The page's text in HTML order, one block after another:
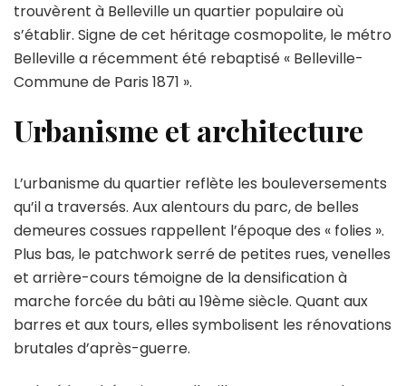
trouvèrent à Belleville un quartier populaire où
s’établir. Signe de cet héritage cosmopolite, le métro
Belleville a récemment été rebaptisé « Belleville-
Commune de Paris 1871 ».
Urbanisme et architecture
L’urbanisme du quartier reflète les bouleversements
qu’il a traversés. Aux alentours du parc, de belles
demeures cossues rappellent l’époque des « folies ».
Plus bas, le patchwork serré de petites rues, venelles
et arrière-cours témoigne de la densification à
marche forcée du bâti au 19ème siècle. Quant aux
barres et aux tours, elles symbolisent les rénovations
brutales d’après-guerre.